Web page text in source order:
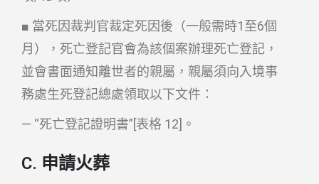
■ 當死因裁判官裁定死因後（一般需時1至6個
月），死亡登記官會為該個案辦理死亡登記，
並會書面通知離世者的親屬，親屬須向入境事
務處生死登記總處領取以下文件：
— “死亡登記證明書”[表格 12]。
C. 申請火葬